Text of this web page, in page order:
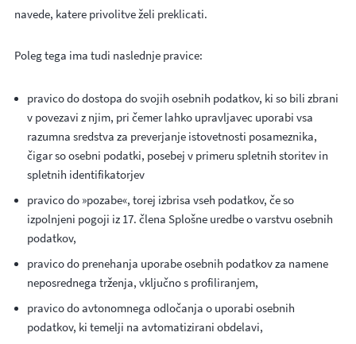
navede, katere privolitve želi preklicati.
Poleg tega ima tudi naslednje pravice:
pravico do dostopa do svojih osebnih podatkov, ki so bili zbrani
v povezavi z njim, pri čemer lahko upravljavec uporabi vsa
razumna sredstva za preverjanje istovetnosti posameznika,
čigar so osebni podatki, posebej v primeru spletnih storitev in
spletnih identifikatorjev
pravico do »pozabe«, torej izbrisa vseh podatkov, če so
izpolnjeni pogoji iz 17. člena Splošne uredbe o varstvu osebnih
podatkov,
pravico do prenehanja uporabe osebnih podatkov za namene
neposrednega trženja, vključno s profiliranjem,
pravico do avtonomnega odločanja o uporabi osebnih
podatkov, ki temelji na avtomatizirani obdelavi,